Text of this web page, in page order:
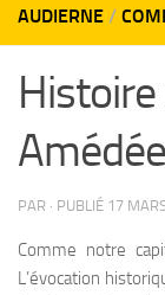
AUDIERNE /
Histoire
PAR · PUBLIÉ 17
Comme notre
L’évocation